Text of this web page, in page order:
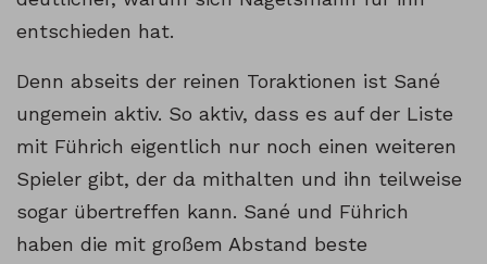
entschieden hat.
Denn abseits der reinen Toraktionen ist Sané
ungemein aktiv. So aktiv, dass es auf der Liste
mit Führich eigentlich nur noch einen weiteren
Spieler gibt, der da mithalten und ihn teilweise
sogar übertreffen kann. Sané und Führich
haben die mit großem Abstand beste